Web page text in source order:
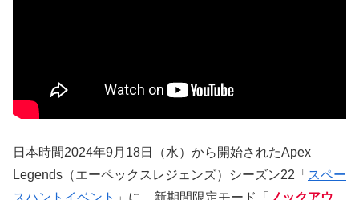
日本時間2024年9月18日（水）から開始されたApex
Legends（エーペックスレジェンズ）シーズン22「 スペー